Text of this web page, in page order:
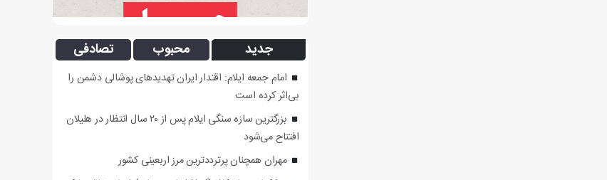
جدید محبوب تصادفی
امام جمعه ایلام: اقتدار ایران تهدیدهای پوشالی دشمن را
بی‌اثر کرده است
بزرگترین سازه سنگی ایلام پس از ۲۰ سال انتظار در هلیلان
افتتاح می‌شود
مهران همچنان پرترددترین مرز اربعینی کشور